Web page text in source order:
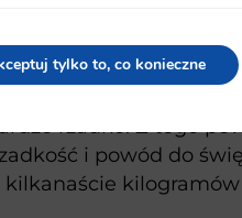
drobne
na dnach rzek i w
warunki, które
rzadko. Z tego
i powód do
kilkanaście
tylko to, co konieczne